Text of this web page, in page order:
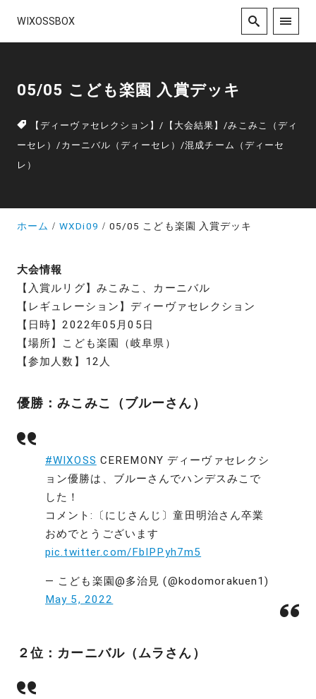
WIXOSSBOX
05/05 こども楽園 入賞デッキ
【ディーヴァセレクション】/ 【大会結果】/みこみこ（ディ
ーセレ）/ カーニバル（ディーセレ）/混成チーム（ディーセ
レ）
ホーム WXDi09 05/05 こども楽園 入賞デッキ
大会情報
【入賞ルリグ】みこみこ、カーニバル
【レギュレーション】ディーヴァセレクション
【日時】2022年05月05日
【場所】こども楽園（岐阜県）
【参加人数】12人
優勝：みこみこ（ブルーさん）
#WIXOSS CEREMONY ディーヴァセレクシ
ョン優勝は、ブルーさんでハンデスみこで
した！
コメント:〔にじさんじ〕童田明治さん卒業
おめでとうございます
pic.twitter.com/FbIPPyh7m5
— こども楽園@多治見 (@kodomorakuen1)
May 5, 2022
２位：カーニバル（ムラさん）